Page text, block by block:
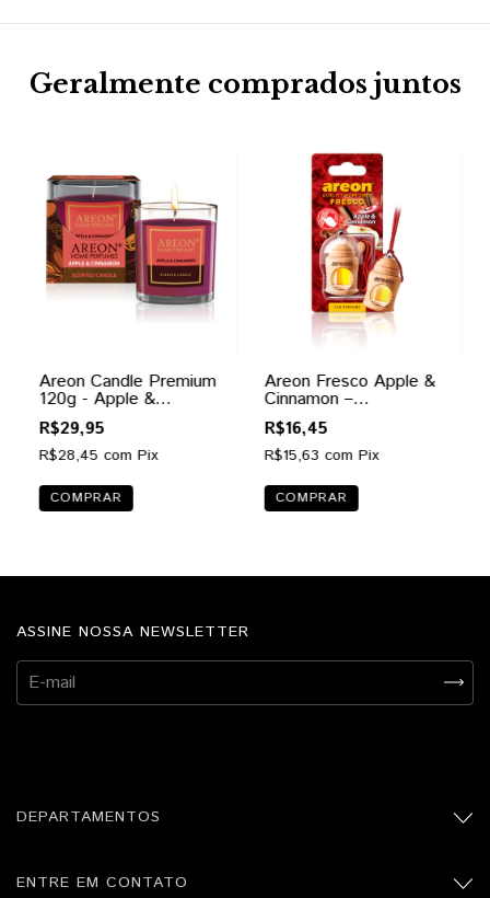
Geralmente comprados juntos
Areon Candle Premium
120g - Apple &
Cinnamon
R$29,95
R$28,45 com Pix
Areon Fresco Apple &
Cinnamon –
Aromatizante Líquido 4
ml
R$16,45
R$15,63 com Pix
ASSINE NOSSA NEWSLETTER
DEPARTAMENTOS
ENTRE EM CONTATO